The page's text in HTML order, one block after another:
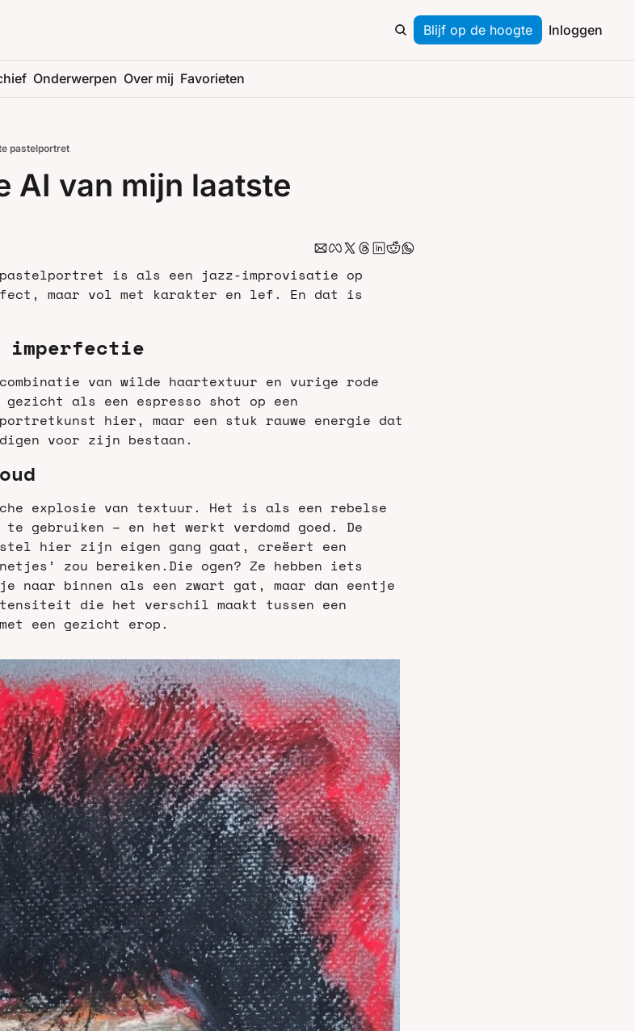
Blijf op de hoogte Inloggen
Onderwerpen Over mij Favorieten
pastelportret
AI van mijn laatste
is als een jazz-improvisatie op
maar vol met karakter en lef. En dat is
imperfectie
van wilde haartextuur en vurige rode
als een espresso shot op een
portretkunst hier, maar een stuk rauwe energie dat
voor zijn bestaan.
explosie van textuur. Het is als een rebelse
gebruiken – en het werkt verdomd goed. De
hier zijn eigen gang gaat, creëert een
zou bereiken. Die ogen? Ze hebben iets
naar binnen als een zwart gat, maar dan eentje
die het verschil maakt tussen een
een gezicht erop.